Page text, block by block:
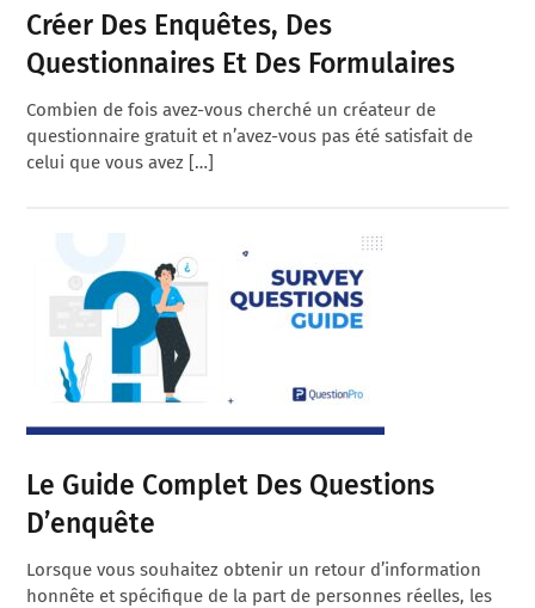
Créer Des Enquêtes, Des
Questionnaires Et Des Formulaires
Combien de fois avez-vous cherché un créateur de
questionnaire gratuit et n’avez-vous pas été satisfait de
celui que vous avez […]
Le Guide Complet Des Questions
D’enquête
Lorsque vous souhaitez obtenir un retour d’information
honnête et spécifique de la part de personnes réelles, les